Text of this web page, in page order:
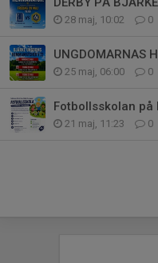
28 maj, 10:02 0
UNGDOMARNAS
25 maj, 06:00 0
Fotbollsskolan
21 maj, 11:23 0